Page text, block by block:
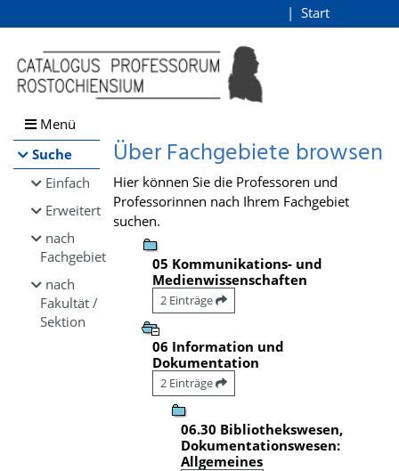
Browsen
direkt zum Inhalt
Start
Menü
Suche
Einfach
Erweitert
nach
Fachgebiet
nach
Fakultät /
Sektion
Über Fachgebiete browsen
Hier können Sie die Professoren und
Professorinnen nach Ihrem Fachgebiet
suchen.
05 Kommunikations- und
Medienwissenschaften
2 Einträge
06 Information und
Dokumentation
2 Einträge
06.30 Bibliothekswesen,
Dokumentationswesen:
Allgemeines